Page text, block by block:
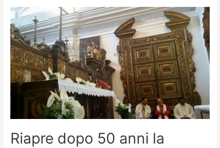
Riapre dopo 50 anni la